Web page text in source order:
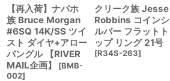
【再入荷】ナバホ
族 Bruce Morgan
#6SQ 14K/SS ツイ
スト ダイヤ+アロー
バングル 【RIVER
MAIL企画】
[BMB-
002]
クリーク族 Jesse
Robbins コインシ
ルバー フラットト
ップ リング 21号
[R34S-263]